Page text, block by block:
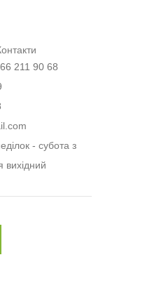
211 90 68
- субота з
вихідний